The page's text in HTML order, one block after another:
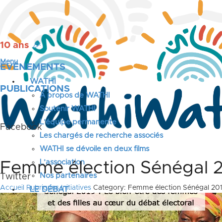
10 ans 🎉
ÉVÉNEMENTS
PUBLICATIONS
Facebook
Twitter
Menu
WATHI
A propos de WATHI
Soutenir WATHI
L’équipe permanente
Les chargés de recherche associés
WATHI se dévoile en deux films
L’association
Nos partenaires
LE DÉBAT
Débat – Entrepreneuriat en Afrique de l’Ouest
Afrique de l’Ouest – États Unis d’Amérique
Femme élection Sénégal
Accueil Rubriques Initiatives Category: Femme élection Sénégal